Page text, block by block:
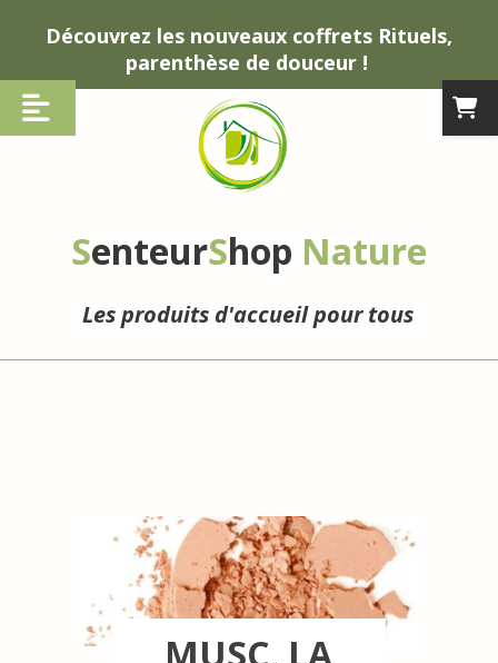
Découvrez les nouveaux coffrets Rituels,
parenthèse de douceur !
SenteurShop Nature
Les produits d'accueil pour tous